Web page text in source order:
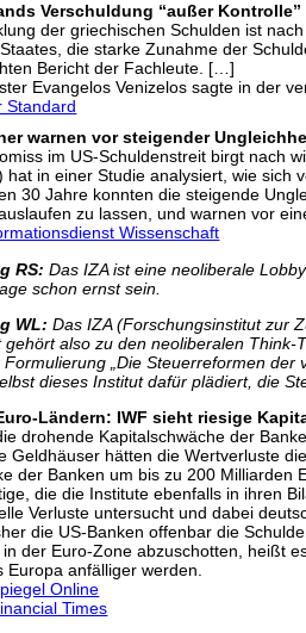
Verschuldung “außer Kontrolle”
der griechischen Schulden ist
die starke Zunahme der
Bericht der Fachleute. […]
Evangelos Venizelos sagte in der
Standard
warnen vor steigender
im US-Schuldenstreit birgt nach
hat in einer Studie analysiert, wie sich
30 Jahre konnten die steigende
zu lassen, und warnen vor
Wissenschaft
RS: Das IZA ist eine neoliberale
schon ernst sein.
WL: Das IZA (Forschungsinstitut zur
gehört also zu den neoliberalen
„Die Steuerreformen
dieses Institut dafür plädiert, die
Ländern: IWF sieht riesige
drohende Kapitalschwäche der
Geldhäuser hätten die Wertverluste
der Banken um bis zu 200 Milliarden
die die Institute ebenfalls in ihren
Verluste untersucht und dabei
die US-Banken offenbar die
der Euro-Zone abzuschotten, heißt
Europa anfälliger werden.
Online
Times